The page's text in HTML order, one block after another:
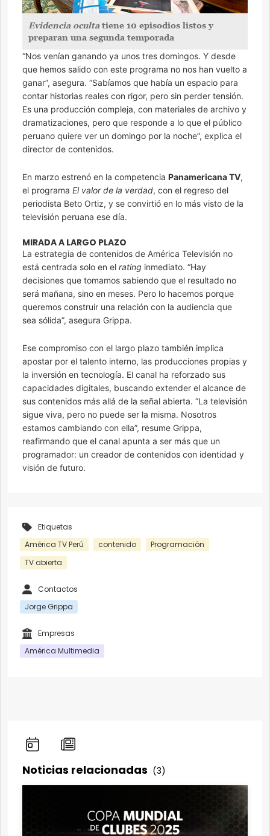
Evidencia ocultatiene 10 episodios listos y
preparan una segunda temporada
“Nos venían ganando ya unos tres domingos. Y desde
que hemos salido con este programa no nos han vuelto a
ganar”, asegura. “Sabíamos que había un espacio para
contar historias reales con rigor, pero sin perder tensión.
Es una producción compleja, con materiales de archivo y
dramatizaciones, pero que responde a lo que el público
peruano quiere ver un domingo por la noche”, explica el
director de contenidos.
En marzo estrenó en la competencia Panamericana TV,
el programa El valor de la verdad, con el regreso del
periodista Beto Ortiz, y se convirtió en lo más visto de la
televisión peruana ese día.
MIRADA A LARGO PLAZO
La estrategia de contenidos de América Televisión no
está centrada solo en el rating inmediato. “Hay
decisiones que tomamos sabiendo que el resultado no
será mañana, sino en meses. Pero lo hacemos porque
queremos construir una relación con la audiencia que
sea sólida”, asegura Grippa.
Ese compromiso con el largo plazo también implica
apostar por el talento interno, las producciones propias y
la inversión en tecnología. El canal ha reforzado sus
capacidades digitales, buscando extender el alcance de
sus contenidos más allá de la señal abierta. “La televisión
sigue viva, pero no puede ser la misma. Nosotros
estamos cambiando con ella”, resume Grippa,
reafirmando que el canal apunta a ser más que un
programador: un creador de contenidos con identidad y
visión de futuro.
Etiquetas
América TV Perú
contenido
Programación
TV abierta
Contactos
Jorge Grippa
Empresas
América Multimedia
Noticias relacionadas (3)